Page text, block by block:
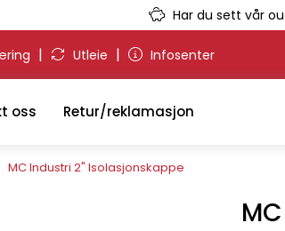
Har du sett vår
| Utleie | Infosenter
oss Retur/reklamasjon
MC Industri 2" Isolasjonskappe